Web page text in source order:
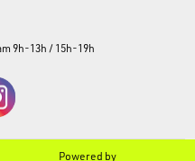
9h-13h / 15h-19h
Powered by